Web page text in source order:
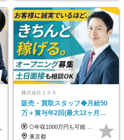
株式会社１６６
販売・買取スタッフ◆月給50
万＋賞与年2回(最大12ヶ月分
支給)◆前職給与保証◆年収
1000万可◆オープニング
◎年収1000万円も可能 ◎複雑な条件やノルマは一切なし！ 頑張った分だけシンプルに還元される給与体系です。 経験者の方には「前職給与保証」をお約束します！ ■月給50万円～80万円（役職手当を含む） ★平均月収：60～70万円程度 ★「〇件以上で支給」といった複雑な条件やノルマの縛りは一切ありません。 お客様に寄り添い、利益が出た分はしっかりとあなたの給与へ還元します！ ※経験・能力を考慮のうえ決定します。 ※試用期間3ヶ月あり。その間の待遇・給与に差異はありません。 ※上記の金額は固定残業代（20時間/5万円～）含んだ金額です。 超過分は別途記載します。
東京都